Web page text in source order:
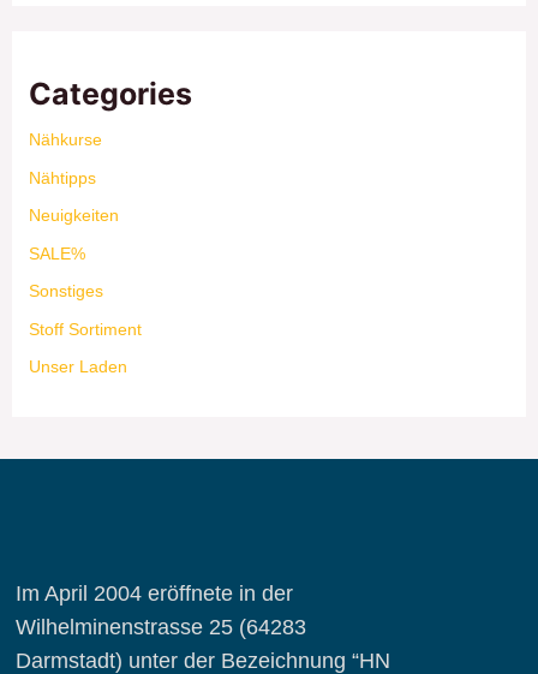
Categories
Nähkurse
Nähtipps
Neuigkeiten
SALE%
Sonstiges
Stoff Sortiment
Unser Laden
Im April 2004 eröffnete in der
Wilhelminenstrasse 25 (64283
Darmstadt) unter der Bezeichnung “HN